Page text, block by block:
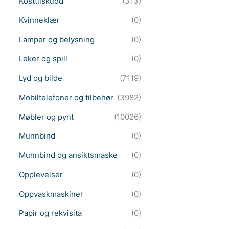
Kvinneklær
(0)
Lamper og belysning
(0)
Leker og spill
(0)
Lyd og bilde
(7119)
Mobiltelefoner og tilbehør (3982)
Møbler og pynt
(10026)
Munnbind
(0)
Munnbind og ansiktsmaske
(0)
Opplevelser
(0)
Oppvaskmaskiner
(0)
Papir og rekvisita
(0)